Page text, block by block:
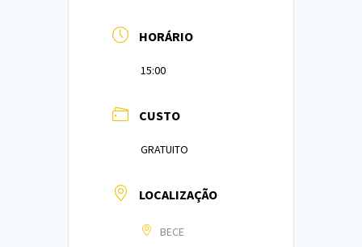
HORÁRIO
15:00
CUSTO
GRATUITO
LOCALIZAÇÃO
BECE